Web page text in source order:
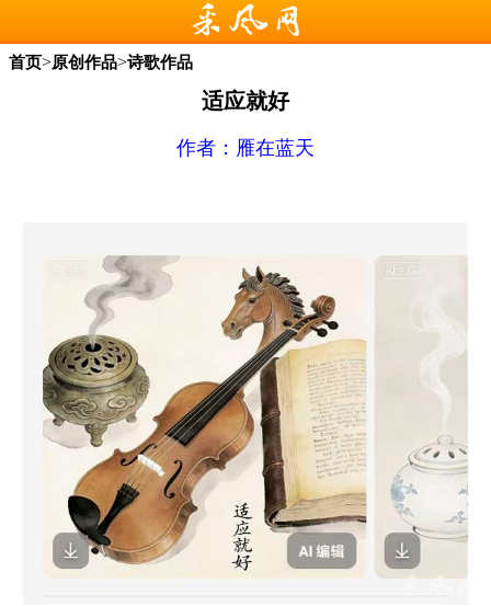
首页>原创作品>诗歌作品
适应就好
作者： 雁在蓝天